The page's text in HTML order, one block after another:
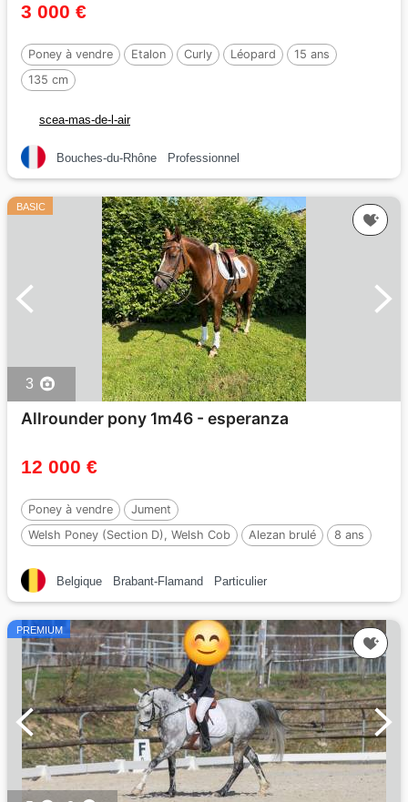
3 000 €
Poney à vendre Etalon Curly Léopard
15 ans
135 cm
scea-mas-de-l-air
Bouches-du-Rhône Professionnel
BASIC
3
Allrounder pony 1m46 - esperanza
12 000 €
Poney à vendre
Jument
Welsh Poney (Section D), Welsh Cob
Alezan brulé
8 ans
Belgique
Brabant-Flamand Particulier
PREMIUM